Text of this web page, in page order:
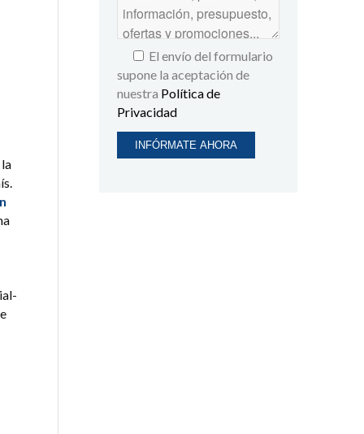
El envío del formulario
supone la aceptación de
nuestra Política de
Privacidad